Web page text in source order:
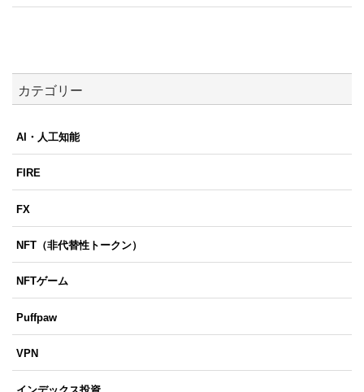
カテゴリー
AI・人工知能
FIRE
FX
NFT（非代替性トークン）
NFTゲーム
Puffpaw
VPN